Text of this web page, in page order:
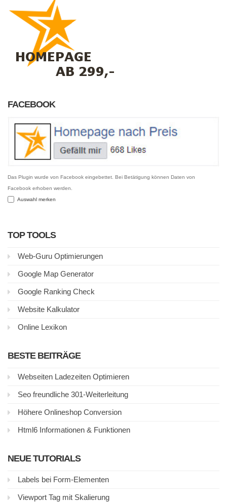
FACEBOOK
Das Plugin wurde von Facebook eingebettet. Bei Betätigung können Daten von
Facebook erhoben werden.
Auswahl merken
TOP TOOLS
Web-Guru Optimierungen
Google Map Generator
Google Ranking Check
Website Kalkulator
Online Lexikon
BESTE BEITRÄGE
Webseiten Ladezeiten Optimieren
Seo freundliche 301-Weiterleitung
Höhere Onlineshop Conversion
Html6 Informationen & Funktionen
NEUE TUTORIALS
Labels bei Form-Elementen
Viewport Tag mit Skalierung